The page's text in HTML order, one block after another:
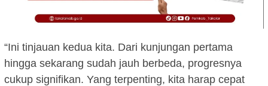
“Ini tinjauan kedua kita. Dari kunjungan pertama
hingga sekarang sudah jauh berbeda, progresnya
cukup signifikan. Yang terpenting, kita harap cepat